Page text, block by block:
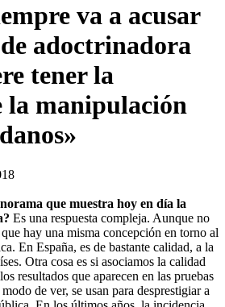
va a acusar
adoctrinadora
tener la
la manipulación
que muestra hoy en día la
Es una respuesta compleja. Aunque no
hay una misma concepción en torno al
En España, es de bastante calidad, a la
Otra cosa es si asociamos la calidad
resultados que aparecen en las pruebas
de ver, se usan para desprestigiar a